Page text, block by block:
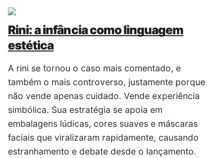
Rini: a infância como linguagem
estética
A rini se tornou o caso mais comentado, e
também o mais controverso, justamente porque
não vende apenas cuidado. Vende experiência
simbólica. Sua estratégia se apoia em
embalagens lúdicas, cores suaves e máscaras
faciais que viralizaram rapidamente, causando
estranhamento e debate desde o lançamento.